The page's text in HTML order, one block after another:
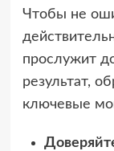
Чтобы не
прослужит
результат,
ключевые